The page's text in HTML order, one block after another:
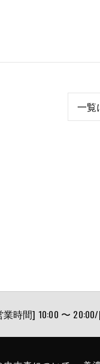
一覧
業時間] 10:00 〜